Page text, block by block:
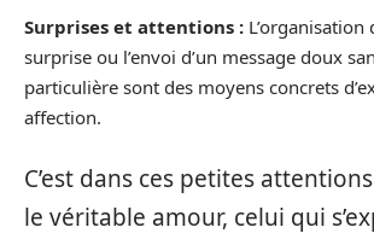
Surprises et attentions : L’organisation
surprise ou l’envoi d’un message doux
particulière sont des moyens concrets
affection.
C’est dans ces petites
le véritable amour, celui qui